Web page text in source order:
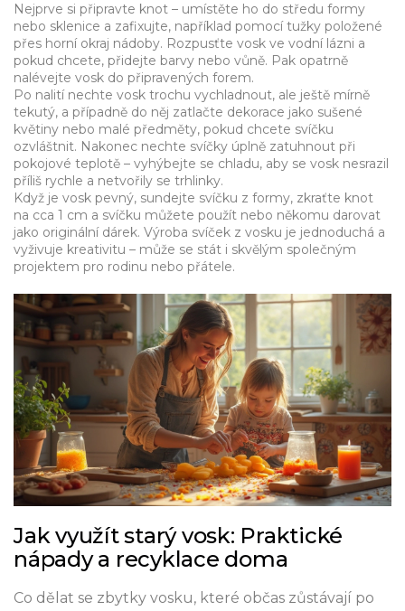
Nejprve si připravte knot – umístěte ho do středu formy
nebo sklenice a zafixujte, například pomocí tužky položené
přes horní okraj nádoby. Rozpusťte vosk ve vodní lázni a
pokud chcete, přidejte barvy nebo vůně. Pak opatrně
nalévejte vosk do připravených forem.
Po nalití nechte vosk trochu vychladnout, ale ještě mírně
tekutý, a případně do něj zatlačte dekorace jako sušené
květiny nebo malé předměty, pokud chcete svíčku
ozvláštnit. Nakonec nechte svíčky úplně zatuhnout při
pokojové teplotě – vyhýbejte se chladu, aby se vosk nesrazil
příliš rychle a netvořily se trhlinky.
Když je vosk pevný, sundejte svíčku z formy, zkraťte knot
na cca 1 cm a svíčku můžete použít nebo někomu darovat
jako originální dárek. Výroba svíček z vosku je jednoduchá a
vyživuje kreativitu – může se stát i skvělým společným
projektem pro rodinu nebo přátele.
Jak využít starý vosk: Praktické
nápady a recyklace doma
Co dělat se zbytky vosku, které občas zůstávají po